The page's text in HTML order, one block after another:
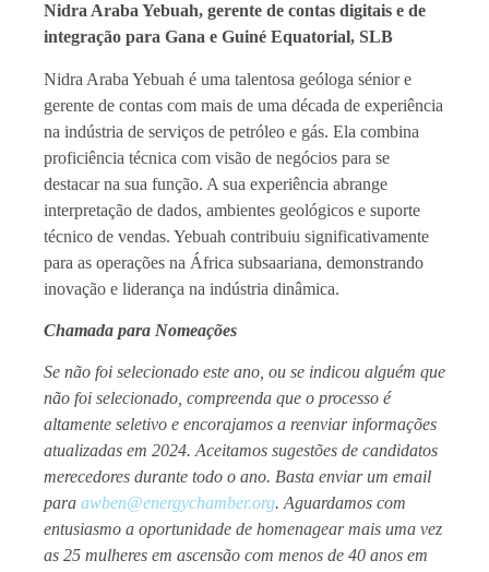
Nidra Araba Yebuah, gerente de contas digitais e de
integração para Gana e Guiné Equatorial, SLB
Nidra Araba Yebuah é uma talentosa geóloga sénior e
gerente de contas com mais de uma década de experiência
na indústria de serviços de petróleo e gás. Ela combina
proficiência técnica com visão de negócios para se
destacar na sua função. A sua experiência abrange
interpretação de dados, ambientes geológicos e suporte
técnico de vendas. Yebuah contribuiu significativamente
para as operações na África subsaariana, demonstrando
inovação e liderança na indústria dinâmica.
Chamada para Nomeações
Se não foi selecionado este ano, ou se indicou alguém que
não foi selecionado, compreenda que o processo é
altamente seletivo e encorajamos a reenviar informações
atualizadas em 2024. Aceitamos sugestões de candidatos
merecedores durante todo o ano. Basta enviar um email
para awben@energychamber.org. Aguardamos com
entusiasmo a oportunidade de homenagear mais uma vez
as 25 mulheres em ascensão com menos de 40 anos em